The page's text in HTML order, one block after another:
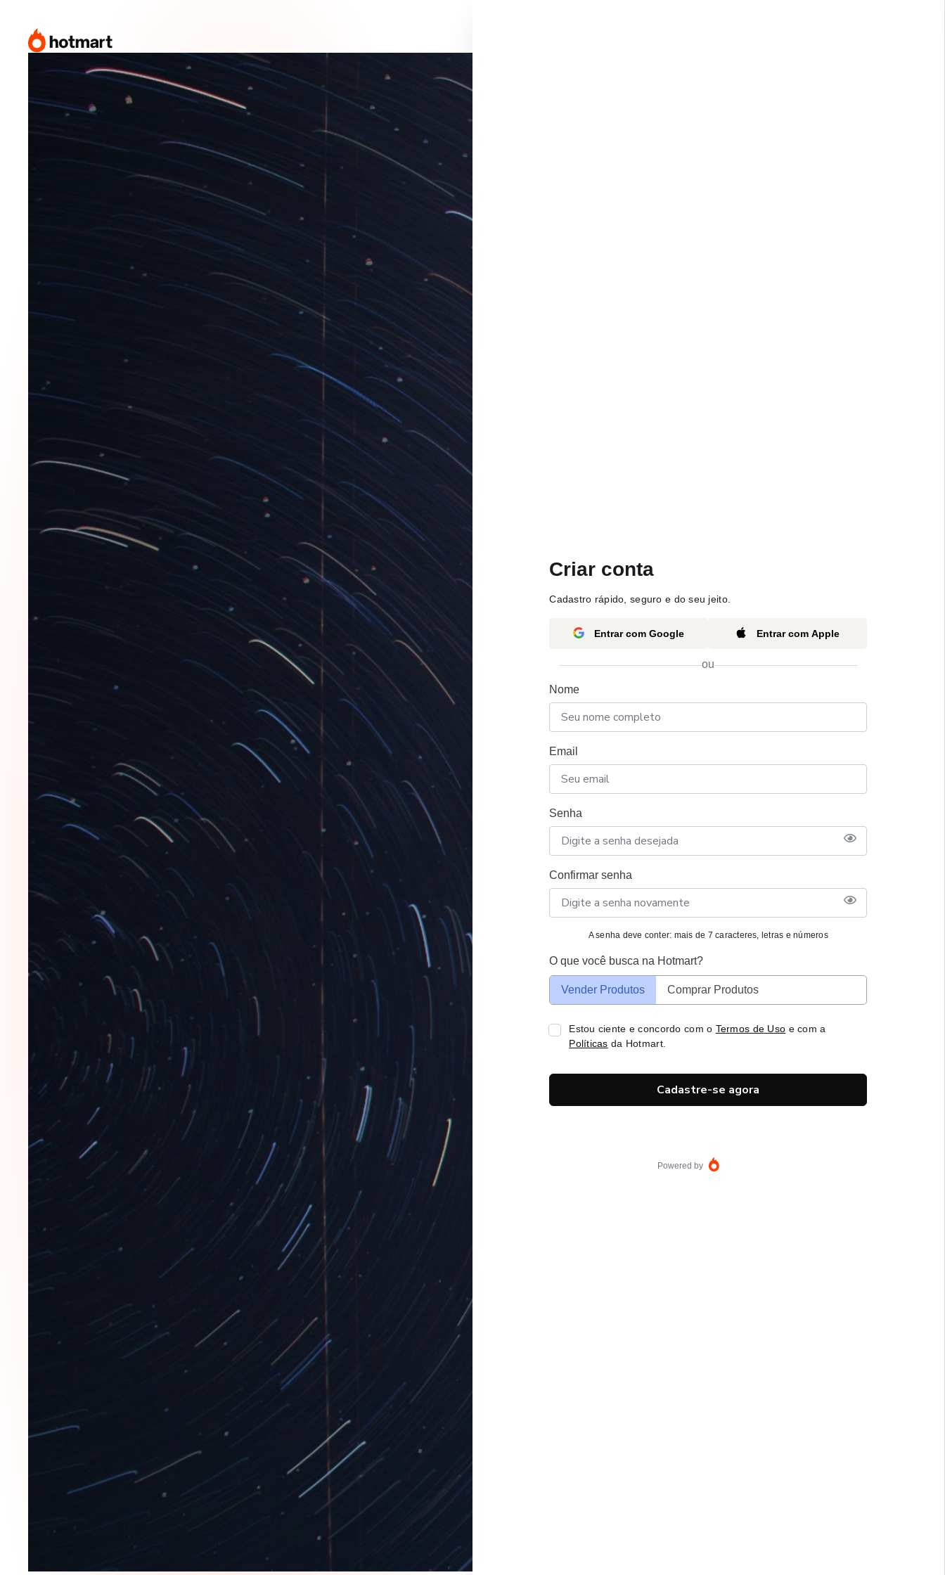
Criar conta
Cadastro rápido, seguro e do seu jeito.
Entrar com Google Entrar com Apple
ou
Nome
Email
Senha
Confirmar senha
A senha deve conter: mais de 7 caracteres, letras e números
O que você busca na Hotmart?
Vender Produtos Comprar Produtos
Estou ciente e concordo com o Termos de Uso e com a
Políticas da Hotmart.
Cadastre-se agora
Powered by